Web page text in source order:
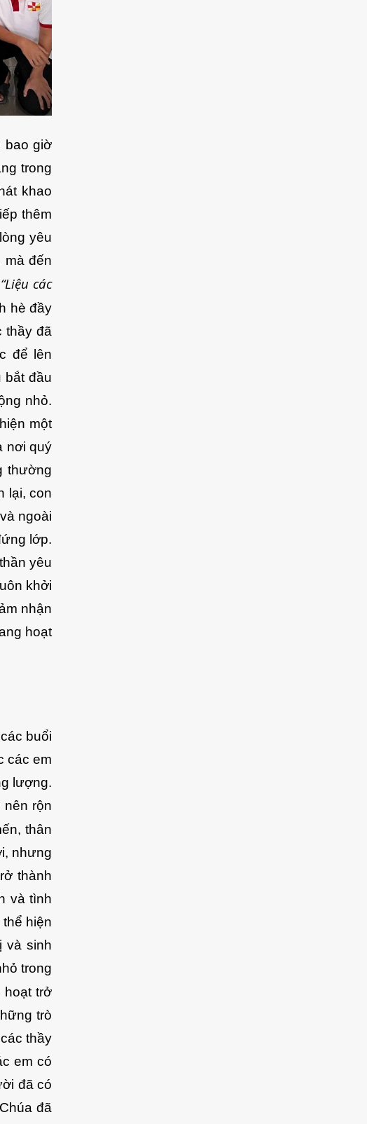
bao giờ
trong
khao
thêm
yêu
mà đến
“Liệu các
hè đầy
thầy đã
để lên
bắt đầu
nhỏ.
một
nơi quý
thường
lại, con
ngoài
lớp.
yêu
khởi
nhận
hoạt
buổi
các em
lượng.
rộn
thân
nhưng
thành
và tình
hiện
và sinh
trong
hoạt trở
trò
thầy
em có
đã có
đã